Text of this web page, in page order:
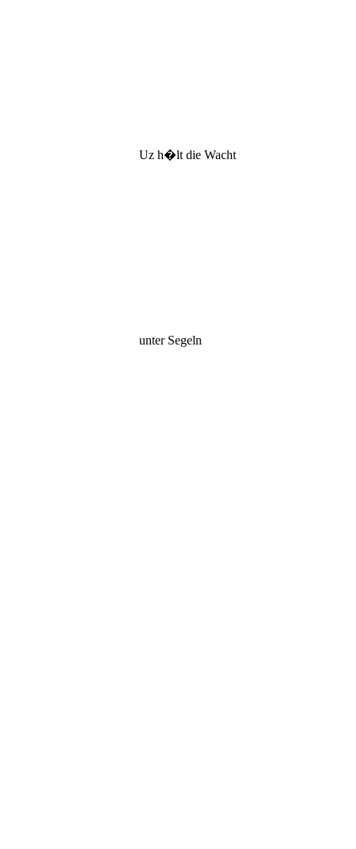
Uz h�lt die Wacht
unter Segeln